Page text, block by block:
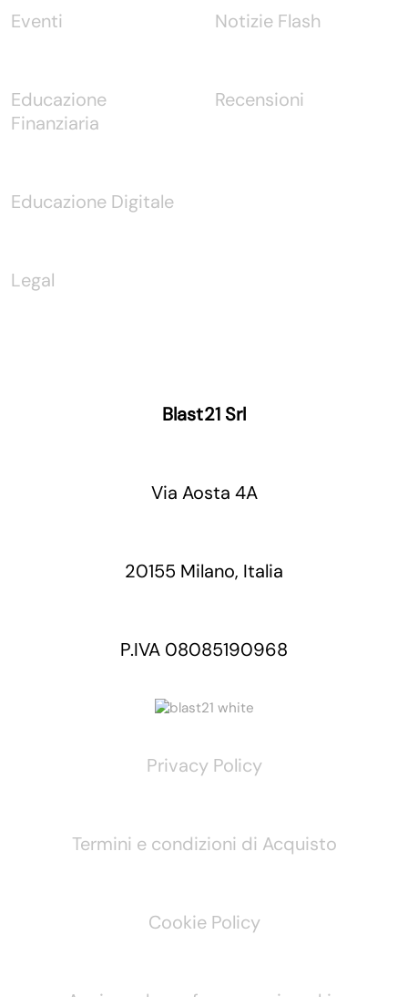
Eventi
Educazione
Finanziaria
Educazione Digitale
Legal
Notizie Flash
Recensioni
Blast21 Srl
Via Aosta 4A
20155 Milano, Italia
P.IVA 08085190968
Privacy Policy
Termini e condizioni di Acquisto
Cookie Policy